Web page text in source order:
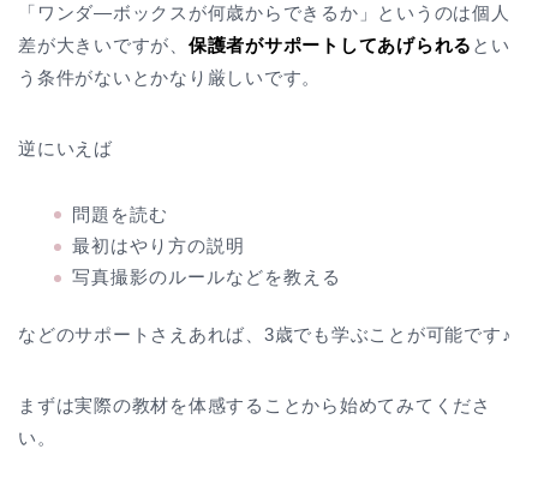
「ワンダ―ボックスが何歳からできるか」というのは個人
差が大きいですが、 保護者がサポートしてあげられる とい
う条件がないとかなり厳しいです。
逆にいえば
問題を読む
最初はやり方の説明
写真撮影のルールなどを教える
などのサポートさえあれば、3歳でも学ぶことが可能です♪
まずは実際の教材を体感することから始めてみてくださ
い。